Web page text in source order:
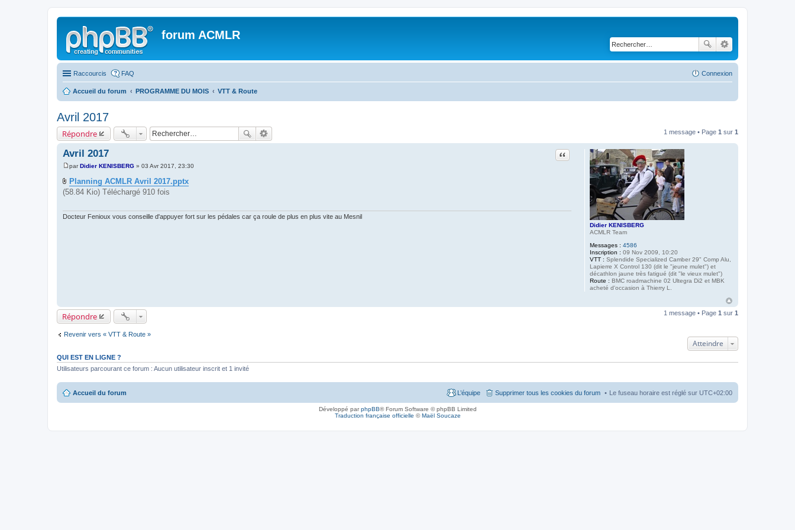
forum ACMLR
Raccourcis FAQ Connexion
Accueil du forum PROGRAMME DU MOIS VTT & Route
Avril 2017
Répondre 1 message • Page 1 sur 1
Didier KENISBERG
ACMLR Team
Messages : 4586
Inscription : 09 Nov 2009, 10:20
VTT : Splendide Specialized Camber 29" Comp Alu,
Lapierre X Control 130 (dit le "jeune mulet") et
décathlon jaune très fatigué (dit "le vieux mulet")
Route : BMC roadmachine 02 Ultegra Di2 et MBK
acheté d'occasion à Thierry L.
Avril 2017 Citer
M
e
s
s
parDidier KENISBERG » 03 Avr 2017, 23:30
Planning ACMLR Avril 2017.pptx
(58.84 Kio) Téléchargé 910 fois
Docteur Fenioux vous conseille d'appuyer fort sur les pédales car ça roule de plus en plus vite au Mesnil
Répondre 1 message • Page 1 sur 1
Revenir vers « VTT & Route »
Atteindre
QUI EST EN LIGNE ?
Utilisateurs parcourant ce forum : Aucun utilisateur inscrit et 1 invité
Accueil du forum Le fuseau horaire est réglé sur UTC+02:00
Supprimer tous les cookies du forum
L’équipe
Développé parphpBB® Forum Software © phpBB Limited
Traduction française officielle ©Maël Soucaze